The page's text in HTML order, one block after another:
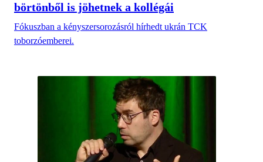
börtönből is jöhetnek a kollégái
Fókuszban a kényszersorozásról hírhedt ukrán TCK
toborzóemberei.